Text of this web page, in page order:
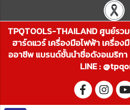
TPQTOOLS-THAILAND ศูนย์ร
ฮาร์ดแวร์ เครื่องมือไฟฟ้า เครื่อง
ออาชีพ แบรนด์ชั้นนำชื่อดังอเมริก
LINE :